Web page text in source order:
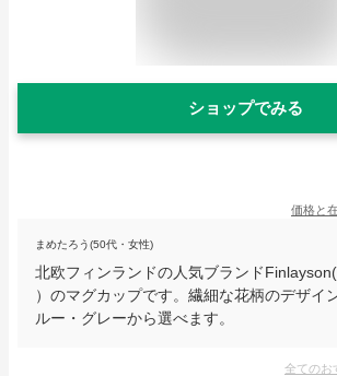
ショップでみる
価格と
まめたろう(50代・女性)
北欧フィンランドの人気ブランド
）のマグカップです。繊細な花柄のデザイ
ルー・グレーから選べます。
全てのお